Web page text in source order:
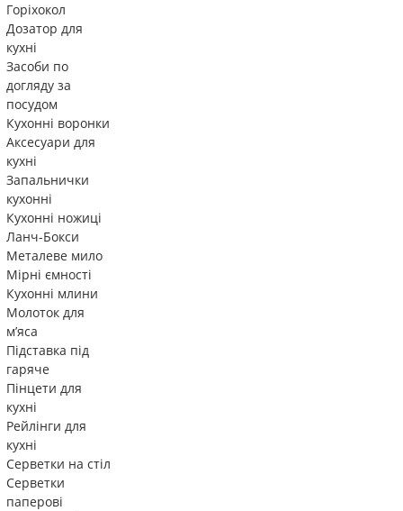
Горіхокол
Дозатор для
кухні
Засоби по
догляду за
посудом
Кухонні воронки
Аксесуари для
кухні
Запальнички
кухонні
Кухонні ножиці
Ланч-Бокси
Металеве мило
Мірні ємності
Кухонні млини
Молоток для
м’яса
Підставка під
гаряче
Пінцети для
кухні
Рейлінги для
кухні
Серветки на стіл
Серветки
паперові